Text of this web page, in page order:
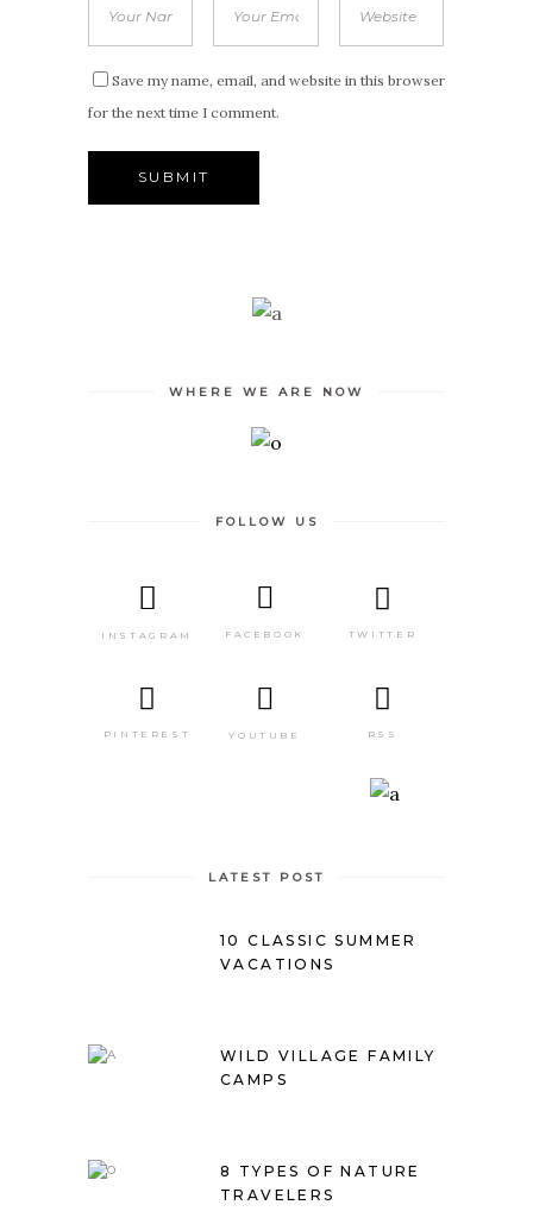
Save my name, email, and website in this browser
for the next time I comment.
WHERE WE ARE NOW
FOLLOW US
INSTAGRAM FACEBOOK TWITTER
PINTEREST YOUTUBE RSS
LATEST POST
10 CLASSIC SUMMER
VACATIONS
WILD VILLAGE FAMILY
CAMPS
8 TYPES OF NATURE
TRAVELERS